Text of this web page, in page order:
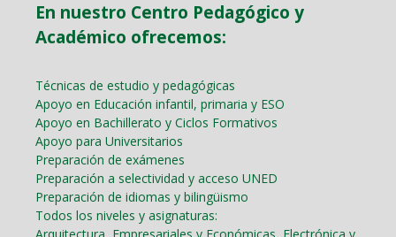
En nuestro Centro Pedagógico y
Académico ofrecemos:
Técnicas de estudio y pedagógicas
Apoyo en Educación infantil, primaria y ESO
Apoyo en Bachillerato y Ciclos Formativos
Apoyo para Universitarios
Preparación de exámenes
Preparación a selectividad y acceso UNED
Preparación de idiomas y bilingüismo
Todos los niveles y asignaturas: